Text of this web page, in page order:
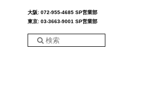
大阪: 072-955-4685 SP営業部
東京: 03-3663-9001 SP営業部